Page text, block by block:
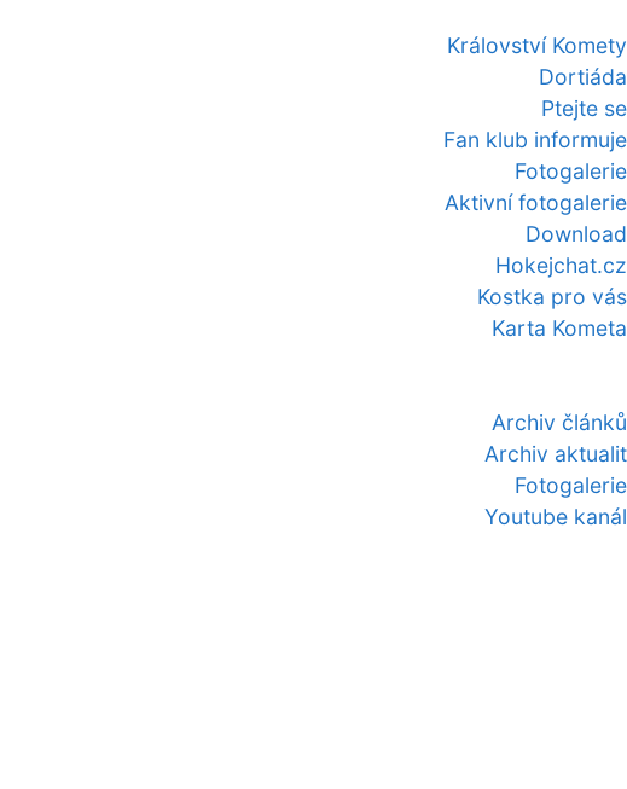
Království Komety
Dortiáda
Ptejte se
Fan klub informuje
Fotogalerie
Aktivní fotogalerie
Download
Hokejchat.cz
Kostka pro vás
Karta Kometa
Archiv článků
Archiv aktualit
Fotogalerie
Youtube kanál